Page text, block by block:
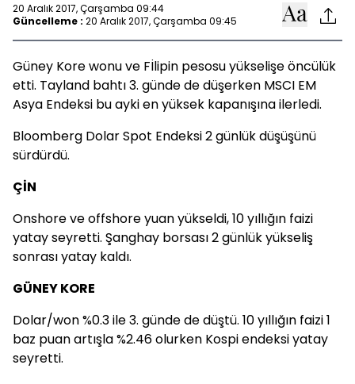
20 Aralık 2017, Çarşamba 09:44
Güncelleme : 20 Aralık 2017, Çarşamba 09:45
Güney Kore wonu ve Fİlipin pesosu yükselişe öncülük
etti. Tayland bahtı 3. günde de düşerken MSCI EM
Asya Endeksi bu ayki en yüksek kapanışına ilerledi.
Bloomberg Dolar Spot Endeksi 2 günlük düşüşünü
sürdürdü.
ÇİN
Onshore ve offshore yuan yükseldi, 10 yıllığın faizi
yatay seyretti. Şanghay borsası 2 günlük yükseliş
sonrası yatay kaldı.
GÜNEY KORE
Dolar/won %0.3 ile 3. günde de düştü. 10 yıllığın faizi 1
baz puan artışla %2.46 olurken Kospi endeksi yatay
seyretti.